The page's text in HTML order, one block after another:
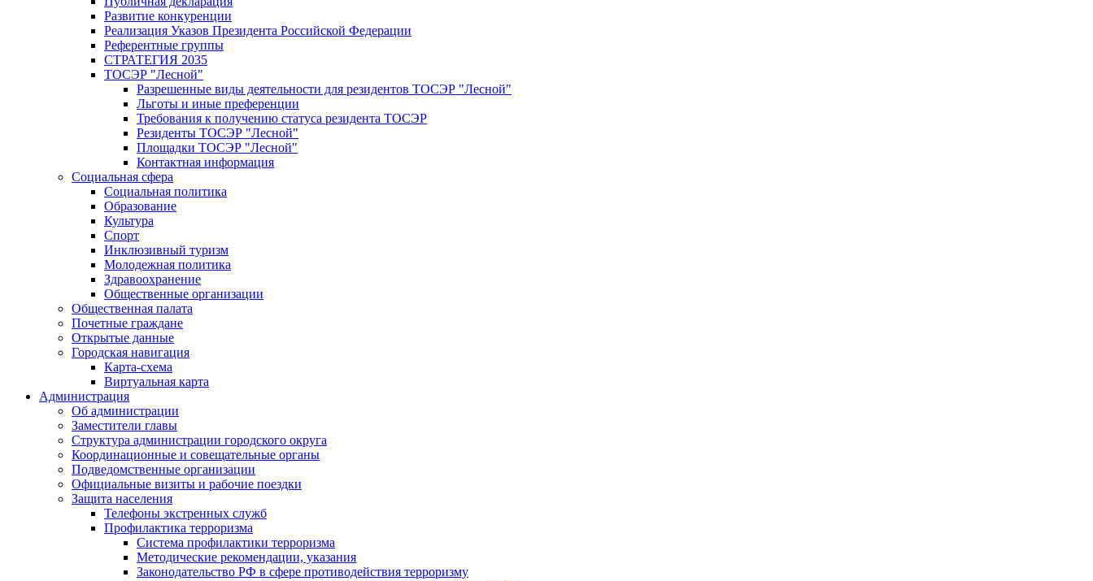
Развитие конкуренции
Реализация Указов Президента Российской Федерации
Референтные группы
СТРАТЕГИЯ 2035
ТОСЭР "Лесной"
Разрешенные виды деятельности для резидентов ТОСЭР "Лесной"
Льготы и иные преференции
Требования к получению статуса резидента ТОСЭР
Резиденты ТОСЭР "Лесной"
Площадки ТОСЭР "Лесной"
Контактная информация
Социальная сфера
Социальная политика
Образование
Культура
Спорт
Инклюзивный туризм
Молодежная политика
Здравоохранение
Общественные организации
Общественная палата
Почетные граждане
Открытые данные
Городская навигация
Карта-схема
Виртуальная карта
Администрация
Об администрации
Заместители главы
Структура администрации городского округа
Координационные и совещательные органы
Подведомственные организации
Официальные визиты и рабочие поездки
Защита населения
Телефоны экстренных служб
Профилактика терроризма
Система профилактики терроризма
Методические рекомендации, указания
Законодательство РФ в сфере противодействия терроризму